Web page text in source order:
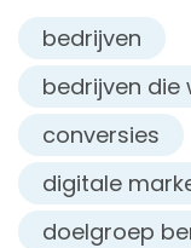
bedrijven
bedrijven die
conversies
digitale
doelgroep